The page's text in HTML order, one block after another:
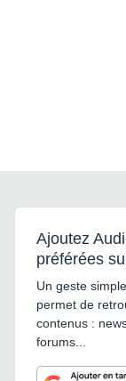
Ajoutez
préférées
Un geste
permet de
contenus :
forums...